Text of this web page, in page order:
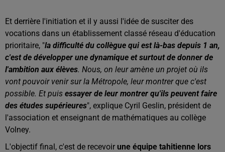
Et derrière l'initiation et il y aussi l'idée de susciter des
vocations dans un établissement classé réseau d'éducation
prioritaire, "la difficulté du collègue qui est là-bas depuis 1 an,
c'est de développer une dynamique et surtout de donner de
l'ambition aux élèves. Nous, on leur amène un projet où ils
vont pouvoir venir sur la Métropole, leur montrer que c'est
possible. Et puis essayer de leur montrer qu'ils peuvent faire
des études supérieures", explique Cyril Geslin, président de
l'association et enseignant de mathématiques au collège
Volney.
L'objectif final, c'est de recevoir une équipe tahitienne lors